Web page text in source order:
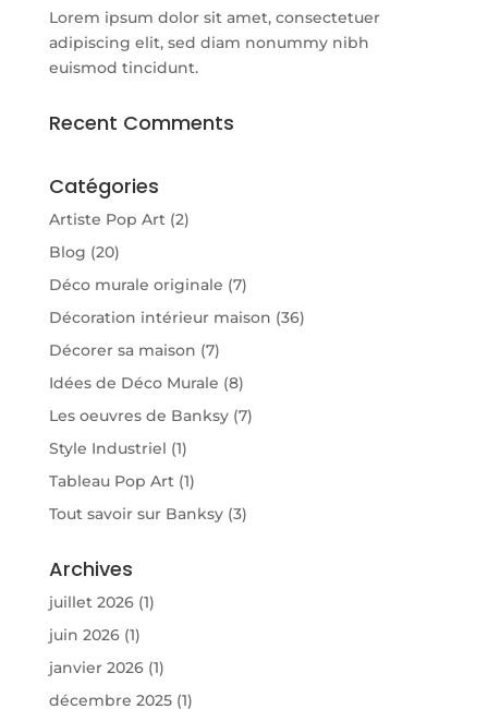
Lorem ipsum dolor sit amet, consectetuer
adipiscing elit, sed diam nonummy nibh
euismod tincidunt.
Recent Comments
Catégories
Artiste Pop Art(2)
Blog (20)
Déco murale originale (7)
Décoration intérieur maison (36)
Décorer sa maison (7)
Idées de Déco Murale (8)
Les oeuvres de Banksy(7)
Style Industriel (1)
Tableau Pop Art(1)
Tout savoir sur Banksy(3)
Archives
juillet 2026(1)
juin 2026(1)
janvier 2026(1)
décembre 2025(1)